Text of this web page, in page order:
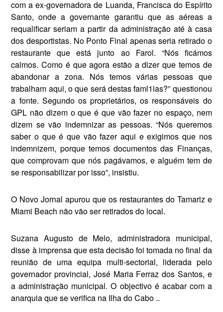
com a ex-governadora de Luanda, Francisca do Espírito
Santo, onde a governante garantiu que as aéreas a
requalificar seriam a partir da administração até à casa
dos desportistas. No Ponto Fi­nal apenas seria retirado o
restau­rante que está junto ao Farol. “Nós ficámos
calmos. Como é que agora estão a dizer que temos de
abando­nar a zona. Nós temos várias pessoas que
trabalham aqui, o que será des­tas faml1ias?” questionou
a fonte. Segundo os proprietários, os res­ponsáveis do
GPL não dizem o que é que vão fazer no espaço, nem
dizem se vão indemnizar as pessoas. “Nós queremos
saber o que é que vão fazer aqui e exigimos que nos
indemni­zem, porque temos documentos das Finanças,
que comprovam que nós pagávamos, e alguém tem de
se res­ponsabilizar por isso”, insistiu.
O Novo Jornal apurou que os restau­rantes do Tamariz e
Miami Beach não vão ser retirados do local.
Suzana Augusto de Melo, adminis­tradora municipal,
disse à imprensa que esta decisão foi tomada no final da
reunião de uma equipa multi-sec­torial, liderada pelo
governador pro­vincial, José Maria Ferraz dos San­tos, e
a administração municipal. O objectivo é acabar com a
anarquia que se verifica na Ilha do Cabo ..